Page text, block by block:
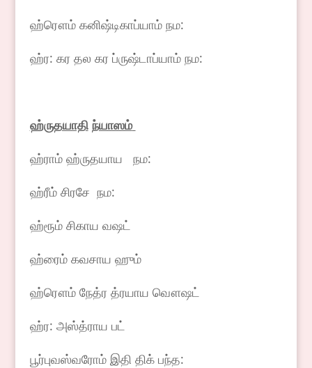
ஹ்ரௌம் கனிஷ்டிகாப்யாம் நம:
ஹ்ர: கர தல கர ப்ருஷ்டாப்யாம் நம:
ஹ்ருதயாதி ந்யாஸம்
ஹ்ராம் ஹ்ருதயாய நம:
ஹ்ரீம் சிரசே நம:
ஹ்ரூம் சிகாய வஷட்
ஹ்ரைம் கவசாய ஹும்
ஹ்ரௌம் நேத்ர த்ரயாய வௌஷட்
ஹ்ர: அஸ்த்ராய பட்
பூர்புவஸ்வரோம் இதி திக் பந்த: